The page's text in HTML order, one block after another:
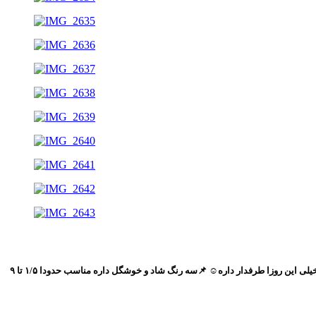
📌کیفیت تضمین بی قید و شرط👌 📌جنس بلوز دورس دونخ گرم بالا؛سرشونه هاش چین چینی😍 📌ی چاپ پفکی و خفن عالی داره🤩 📌شلوارشم کبریتی دم پا هست که خیلی این روزا طرفدار داره☺️ 📌سه رنگ شاد و خوشگل داره مناسب حدودا ۱/۵ تا ۹